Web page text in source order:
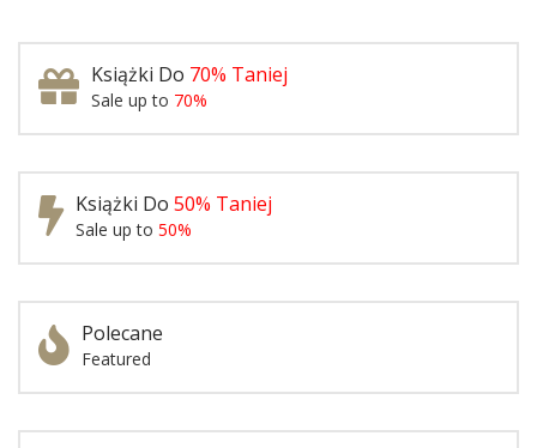
Książki Do 70% Taniej
Sale up to 70%
Książki Do 50% Taniej
Sale up to 50%
Polecane
Featured